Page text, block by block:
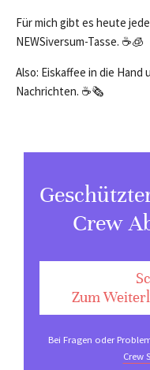
Für mich gibt es heute
NEWSiversum-Tasse. ☕️🧊
Also: Eiskaffee in die Hand
Nachrichten. ☕️🗞️
Crew
Zum
Bei Fragen oder
Crew